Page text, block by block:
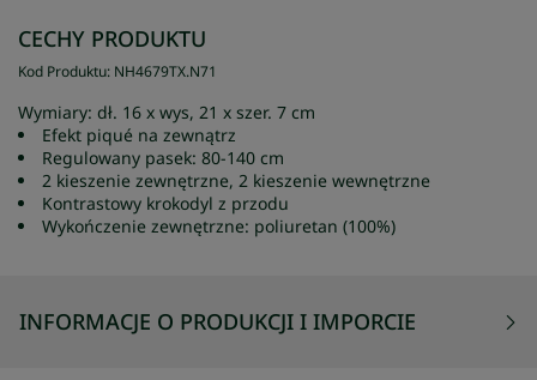
CECHY PRODUKTU
Kod Produktu: NH4679TX.N71
Wymiary: dł. 16 x wys, 21 x szer. 7 cm
Efekt piqué na zewnątrz
Regulowany pasek: 80-140 cm
2 kieszenie zewnętrzne, 2 kieszenie wewnętrzne
Kontrastowy krokodyl z przodu
Wykończenie zewnętrzne: poliuretan (100%)
INFORMACJE O PRODUKCJI I IMPORCIE